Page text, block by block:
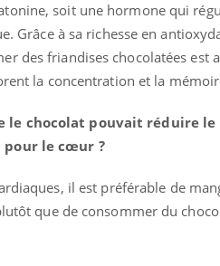
soit une hormone qui
Grâce à sa richesse en
des friandises chocolatées
la concentration et la
le chocolat pouvait réduire
pour le cœur ?
il est préférable de
que de consommer du